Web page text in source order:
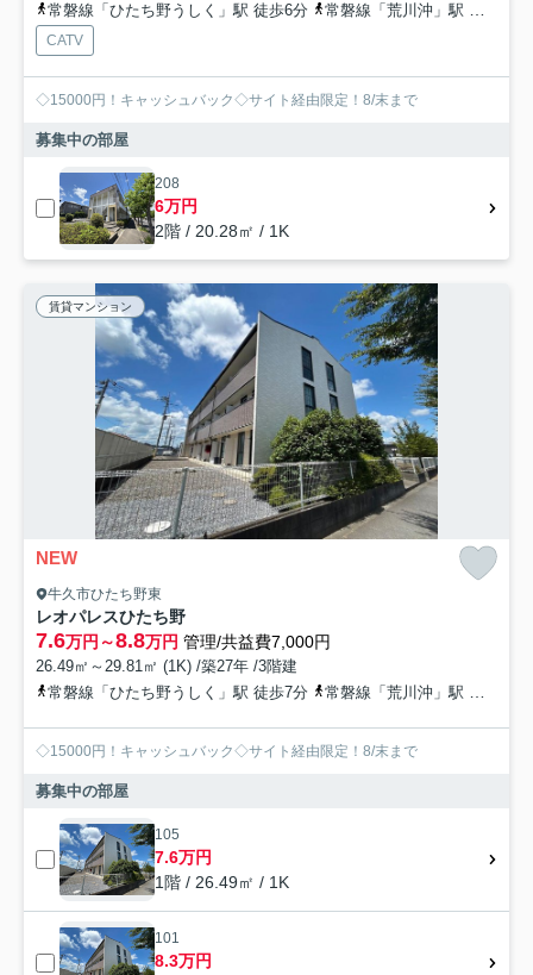
常磐線「ひたち野うしく」駅 徒歩6分
常磐線「荒川沖」駅 徒歩44分
CATV
◇15000円！キャッシュバック◇サイト経由限定！8/末まで
募集中の部屋
208
6万円
2階 / 20.28㎡ / 1K
賃貸マンション
NEW
牛久市ひたち野東
レオパレスひたち野
7.6万円～8.8万円 管理/共益費7,000円
26.49㎡～29.81㎡ (1K) /築27年 /3階建
常磐線「ひたち野うしく」駅 徒歩7分
常磐線「荒川沖」駅 徒歩41分
◇15000円！キャッシュバック◇サイト経由限定！8/末まで
募集中の部屋
105
7.6万円
1階 / 26.49㎡ / 1K
101
8.3万円